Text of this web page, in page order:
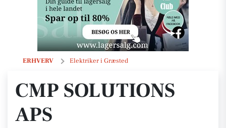
ERHVERV Elektriker i Græsted
CMP Solutions ApS
CMP SOLUTIONS
APS